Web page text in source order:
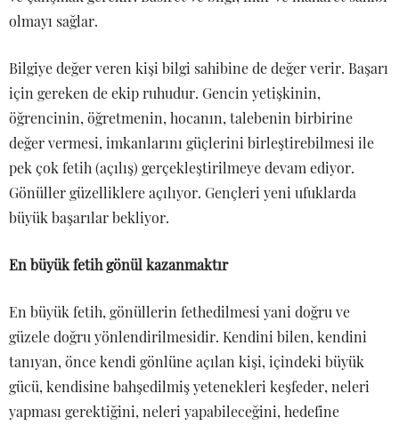
olmayı sağlar.
Bilgiye değer veren kişi bilgi sahibine de değer verir. Başarı
için gereken de ekip ruhudur. Gencin yetişkinin,
öğrencinin, öğretmenin, hocanın, talebenin birbirine
değer vermesi, imkanlarını güçlerini birleştirebilmesi ile
pek çok fetih (açılış) gerçekleştirilmeye devam ediyor.
Gönüller güzelliklere açılıyor. Gençleri yeni ufuklarda
büyük başarılar bekliyor.
En büyük fetih gönül kazanmaktır
En büyük fetih, gönüllerin fethedilmesi yani doğru ve
güzele doğru yönlendirilmesidir. Kendini bilen, kendini
tanıyan, önce kendi gönlüne açılan kişi, içindeki büyük
gücü, kendisine bahşedilmiş yetenekleri keşfeder, neleri
yapması gerektiğini, neleri yapabileceğini, hedefine